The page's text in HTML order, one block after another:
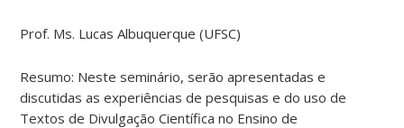
Prof. Ms. Lucas Albuquerque (UFSC)
Resumo: Neste seminário, serão apresentadas e
discutidas as experiências de pesquisas e do uso de
Textos de Divulgação Científica no Ensino de